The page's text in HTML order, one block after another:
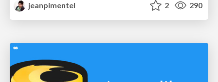
jeanpimentel
2 290